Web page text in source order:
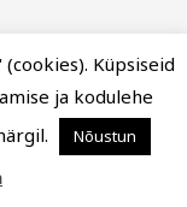
Küpsiseid
ja kodulehe
Nõustun